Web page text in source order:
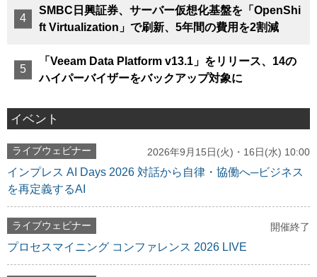
SMBC日興証券、サーバー仮想化基盤を「OpenShi
ft Virtualization」で刷新、5年間の費用を2割減
「Veeam Data Platform v13.1」をリリース、14の
ハイパーバイザーをバックアップ対象に
イベント
ライブウェビナー 2026年9月15日(火)・16日(水) 10:00
インプレス AI Days 2026 対話から自律・協働へ─ビジネス
を再定義するAI
ライブウェビナー 開催終了
プロセスマイニング コンファレンス 2026 LIVE